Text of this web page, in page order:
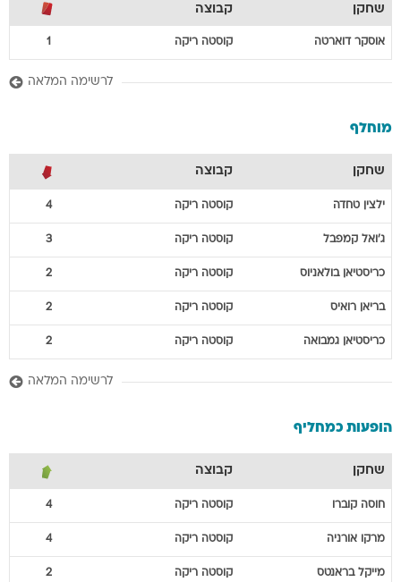
שחקן קבוצה
אוסקר דוארטה קוסטה ריקה 1
לרשימה המלאה
מוחלף
שחקן קבוצה
ילצין טחדה קוסטה ריקה 4
ג'ואל קמפבל קוסטה ריקה 3
כריסטיאן בולאניוס קוסטה ריקה 2
בריאן רואיס קוסטה ריקה 2
כריסטיאן גמבואה קוסטה ריקה 2
לרשימה המלאה
הופעות כמחליף
שחקן קבוצה
חוסה קוברו קוסטה ריקה 4
מרקו אורניה קוסטה ריקה 4
מייקל בראנטס קוסטה ריקה 2